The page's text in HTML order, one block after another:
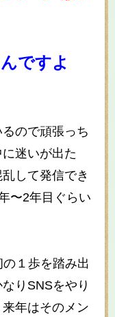
ですよ
ので頑張っち
迷いが出た
して発信でき
〜2年目ぐらい
１歩を踏み出
りSNSをやり
年はそのメン